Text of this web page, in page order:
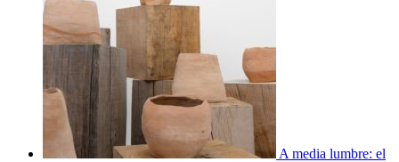
A media lumbre: el